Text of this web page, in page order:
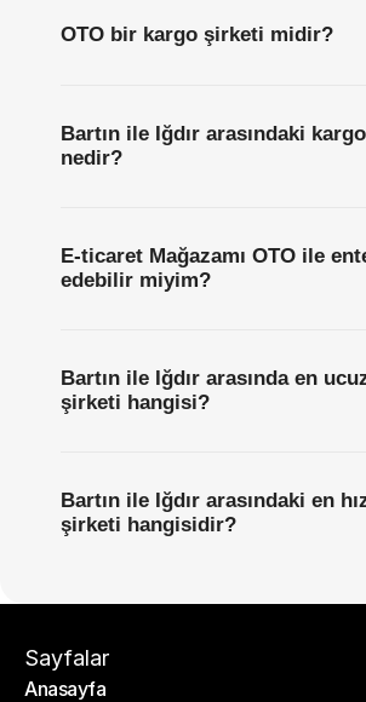
OTO bir kargo şirketi midir?
Bartın ile Iğdır arasındaki
nedir?
E-ticaret Mağazamı OTO ile
edebilir miyim?
Bartın ile Iğdır arasında en
şirketi hangisi?
Bartın ile Iğdır arasındaki en
şirketi hangisidir?
Sayfalar
Anasayfa